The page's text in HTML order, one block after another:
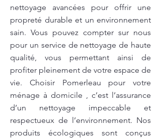
nettoyage avancées pour offrir une
propreté durable et un environnement
sain. Vous pouvez compter sur nous
pour un service de nettoyage de haute
qualité, vous permettant ainsi de
profiter pleinement de votre espace de
vie. Choisir Pomerleau pour votre
ménage à domicile , c’est l’assurance
d’un nettoyage impeccable et
respectueux de l’environnement. Nos
produits écologiques sont conçus